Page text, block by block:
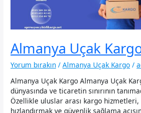
Almanya Uçak
Yorum bırakın /Almanya Uçak Kargo /
Almanya Uçak Kargo Almanya Uçak
dünyasında ve ticaretin sınırının
Özellikle uluslar arası kargo
hızlandırmak ve güvenlik sağlama